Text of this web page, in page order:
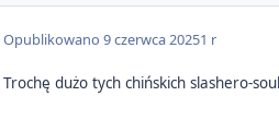
Opublikowano9 czerwca 20251 r
Trochę dużo tych chińskich slashero-